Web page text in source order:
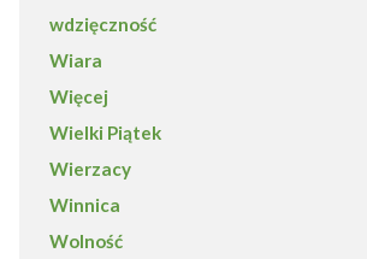
wdzięczność
Wiara
Więcej
Wielki Piątek
Wierzacy
Winnica
Wolność